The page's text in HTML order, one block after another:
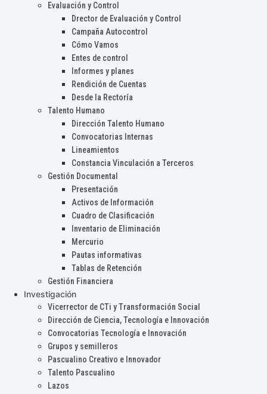
Evaluación y Control
Drector de Evaluación y Control
Campaña Autocontrol
Cómo Vamos
Entes de control
Informes y planes
Rendición de Cuentas
Desde la Rectoría
Talento Humano
Dirección Talento Humano
Convocatorias Internas
Lineamientos
Constancia Vinculación a Terceros
Gestión Documental
Presentación
Activos de Información
Cuadro de Clasificación
Inventario de Eliminación
Mercurio
Pautas informativas
Tablas de Retención
Gestión Financiera
Investigación
Vicerrector de CTi y Transformación Social
Dirección de Ciencia, Tecnología e Innovación
Convocatorias Tecnología e Innovación
Grupos y semilleros
Pascualino Creativo e Innovador
Talento Pascualino
Lazos